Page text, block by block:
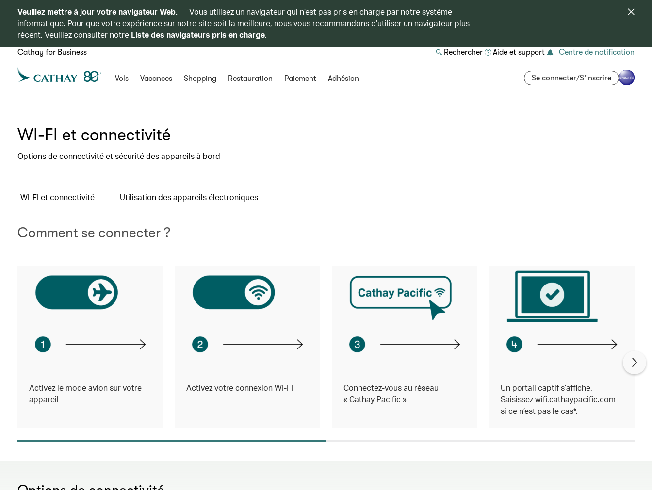
Veuillez mettre à jour votre navigateur Web.
Vous utilisez un navigateur qui n’est pas pris en charge par notre système
informatique. Pour que votre expérience sur notre site soit la meilleure, nous vous recommandons d’utiliser un navigateur plus
récent. Veuillez consulter notre Liste des navigateurs pris en charge.
Cathay for Business Rechercher Aide et support Centre de notification
Vols Vacances Shopping Restauration Paiement Adhésion Se connecter/S’inscrire
WI-FI et connectivité
Options de connectivité et sécurité des appareils à bord
WI-FI et connectivité Utilisation des appareils électroniques
Comment se connecter ?
Activez le mode avion sur votre
appareil
Activez votre connexion WI-FI
Connectez-vous au réseau
« Cathay Pacific »
Un portail captif s’affiche.
Saisissez wifi.cathaypacific.com
si ce n’est pas le cas*.